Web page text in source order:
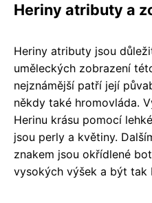
Heriny atributy a
Heriny atributy jsou
uměleckých zobrazení
nejznámější patří její
někdy také hromovláda.
Herinu krásu pomocí
jsou perly a květiny.
znakem jsou okřídlené
vysokých výšek a být tak